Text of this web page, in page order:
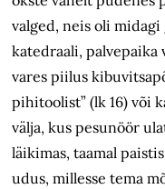
valged, neis oli
katedraali, palvepaika
vares piilus
pihitoolist” (lk 16) või
välja, kus pesunöör
läikimas, taamal
udus, millesse tema